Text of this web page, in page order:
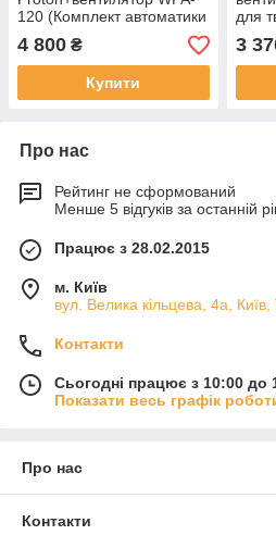
120 (Комплект автоматики
Протон для
твердопаливних котлів)
4 800 ₴
Купити
для
котла
3
Про нас
Рейтинг не сформований
Менше 5 відгуків за останній
Працює з 28.02.2015
м. Київ
вул. Велика кільцева, 4а, Київ,
Контакти
Сьогодні працює з 10:00 до
Показати весь графік
Про нас
Контакти